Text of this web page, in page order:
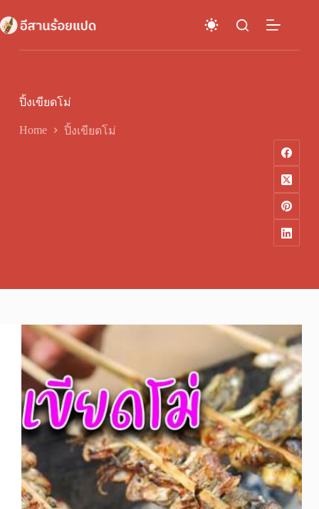
to
content
ปิ้งเขียดโม่
Home ปิ้งเขียดโม่